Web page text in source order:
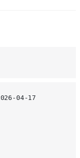
04-17